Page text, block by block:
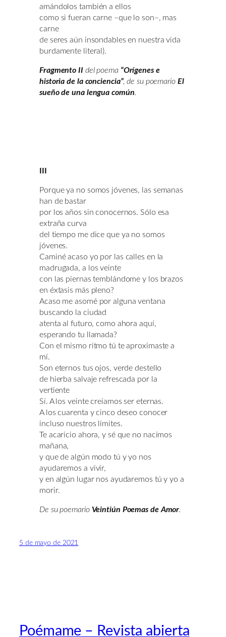
amándolos también a ellos
como si fueran carne –que lo son–, mas
carne
de seres aún insondables en nuestra vida
burdamente literal).
Fragmento II del poema “Orígenes e
historia de la conciencia”, de su poemario El
sueño de una lengua común.
III
Porque ya no somos jóvenes, las semanas
han de bastar
por los años sin conocernos. Sólo esa
extraña curva
del tiempo me dice que ya no somos
jóvenes.
Caminé acaso yo por las calles en la
madrugada, a los veinte
con las piernas temblándome y los brazos
en éxtasis más pleno?
Acaso me asomé por alguna ventana
buscando la ciudad
atenta al futuro, como ahora aquí,
esperando tu llamada?
Con el mismo ritmo tú te aproximaste a
mí.
Son eternos tus ojos, verde destello
de hierba salvaje refrescada por la
vertiente
Sí. A los veinte creíamos ser eternas.
A los cuarenta y cinco deseo conocer
incluso nuestros límites.
Te acaricio ahora, y sé que no nacimos
mañana,
y que de algún modo tú y yo nos
ayudaremos a vivir,
y en algún lugar nos ayudaremos tú y yo a
morir.
De su poemario Veintiún Poemas de Amor.
5 de mayo de 2021
Poémame – Revista abierta